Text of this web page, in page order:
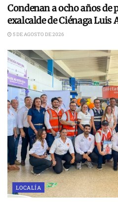
Condenan a ocho años
exalcalde de Ciénaga Luis
5 DE AGOSTO DE 2026
LOCALÍA